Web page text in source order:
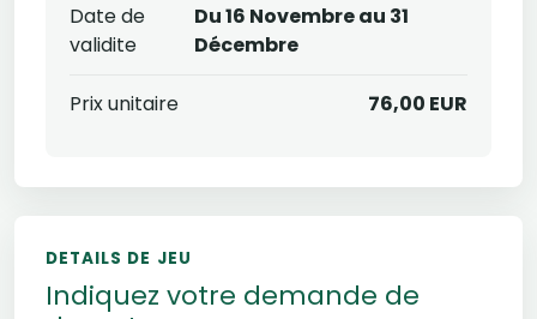
Date de
validite
Du 16 Novembre au 31
Décembre
Prix unitaire 76,00 EUR
DETAILS DE JEU
Indiquez votre demande de